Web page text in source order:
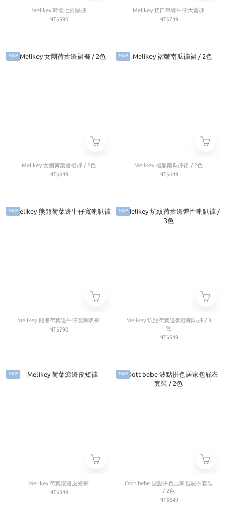
Melikey 時髦七分黑褲
NT$590
Melikey 切口車線牛仔大寬褲
NT$749
NEW
Melikey 女團荷葉邊裙褲 / 2色
NT$649
NEW
Melikey 褶皺南瓜褲裙 / 2色
NT$649
NEW
Melikey 熊熊荷葉邊牛仔寬喇叭褲
NT$790
NEW
Melikey 坑紋荷葉邊彈性喇叭褲 / 3
色
NT$549
NEW
Melikey 荷葉滾邊皮短褲
NT$549
NEW
Oott bebe 波點拼色居家包屁衣套裝
/ 2色
NT$649